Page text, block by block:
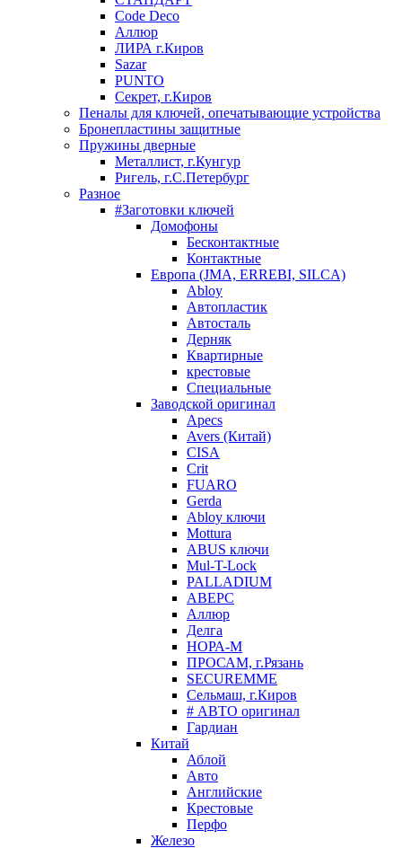
Code Deco
Аллюр
ЛИРА г.Киров
Sazar
PUNTO
Секрет, г.Киров
Пеналы для ключей, опечатывающие устройства
Бронепластины защитные
Пружины дверные
Металлист, г.Кунгур
Ригель, г.С.Петербург
Разное
#Заготовки ключей
Домофоны
Бесконтактные
Контактные
Европа (JMA, ERREBI, SILCA)
Abloy
Автопластик
Автосталь
Дерняк
Квартирные
крестовые
Специальные
Заводской оригинал
Apecs
Avers (Китай)
CISA
Crit
FUARO
Gerda
Abloy ключи
Mottura
ABUS ключи
Mul-T-Lock
PALLADIUM
АВЕРС
Аллюр
Делга
НОРА-М
ПРОСАМ, г.Рязань
SECUREMME
Сельмаш, г.Киров
# АВТО оригинал
Гардиан
Китай
Аблой
Авто
Английские
Крестовые
Перфо
Железо